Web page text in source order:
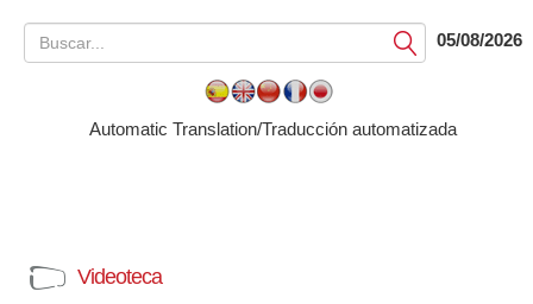
Submit05/08/2026
Automatic Translation/Traducción automatizada
Videoteca